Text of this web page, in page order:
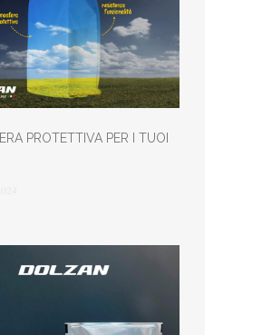
PROTETTIVA PER I TUOI